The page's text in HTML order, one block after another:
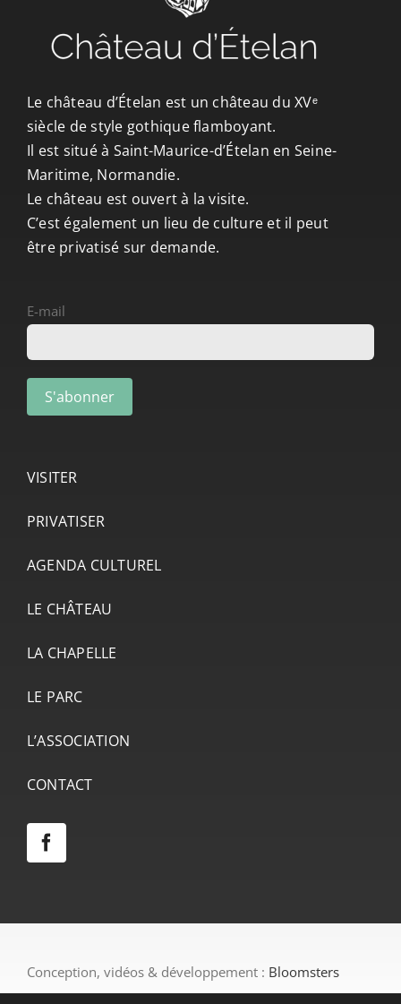
Le château d’Ételan est un château du XVᵉ
siècle de style gothique flamboyant.
Il est situé à Saint-Maurice-d’Ételan en Seine-
Maritime, Normandie.
Le château est ouvert à la visite.
C’est également un lieu de culture et il peut
être privatisé sur demande.
E-mail
VISITER
PRIVATISER
AGENDA CULTUREL
LE CHÂTEAU
LA CHAPELLE
LE PARC
L’ASSOCIATION
CONTACT
Conception, vidéos & développement : Bloomsters